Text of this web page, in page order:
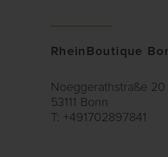
RheinBoutique
Noeggerathstraße 20
53111 Bonn
T: +491702897841